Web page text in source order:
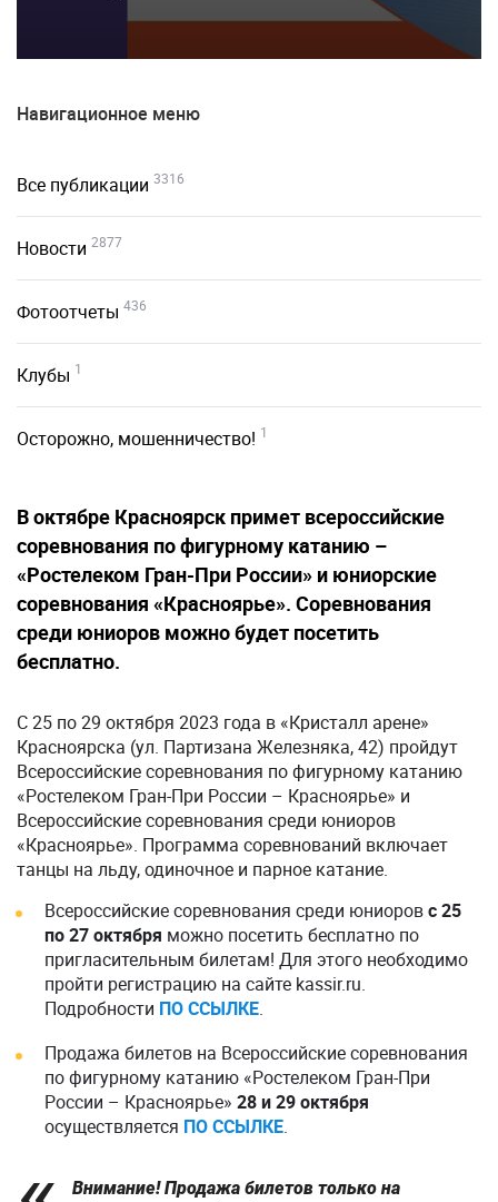
Навигационное меню
Все публикации 3316
Новости 2877
Фотоотчеты 436
Клубы 1
Осторожно, мошенничество! 1
В октябре Красноярск примет всероссийские
соревнования по фигурному катанию –
«Ростелеком Гран-При России» и юниорские
соревнования «Красноярье». Соревнования
среди юниоров можно будет посетить
бесплатно.
C 25 по 29 октября 2023 года в «Кристалл арене»
Красноярска (ул. Партизана Железняка, 42) пройдут
Всероссийские соревнования по фигурному катанию
«Ростелеком Гран-При России – Красноярье» и
Всероссийские соревнования среди юниоров
«Красноярье». Программа соревнований включает
танцы на льду, одиночное и парное катание.
Всероссийские соревнования среди юниоровс 25
по 27 октября можно посетить бесплатно по
пригласительным билетам! Для этого необходимо
пройти регистрацию на сайте kassir.ru.
Подробности ПОССЫЛКЕ.
Продажа билетов на Всероссийские соревнования
по фигурному катанию «Ростелеком Гран-При
России – Красноярье» 28 и 29 октября
осуществляется ПО ССЫЛКЕ.
Внимание! Продажа билетов только на